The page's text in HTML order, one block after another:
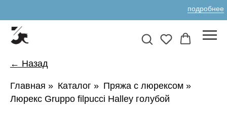
подробнее
← Назад
Главная » Каталог » Пряжа с люрексом »
Люрекс Gruppo filpucci Halley голубой